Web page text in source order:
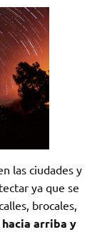
las ciudades y
ya que se
brocales,
arriba y